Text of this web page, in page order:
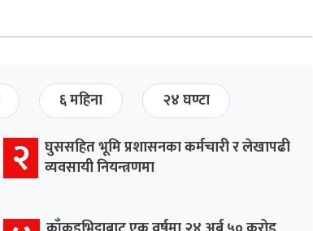
६ महिना २४ घण्टा
२ घुससहित भूमि प्रशासनका कर्मचारी र लेखापढी
व्यवसायी नियन्त्रणमा